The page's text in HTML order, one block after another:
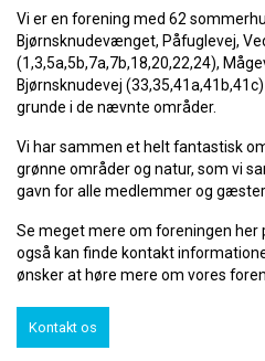
Vi er en forening med 62
Bjørnsknudevænget, Påfuglevej,
(1,3,5a,5b,7a,7b,18,20,22,24),
Bjørnsknudevej
grunde i de nævnte områder.
Vi har sammen et helt fantastisk
grønne områder og natur, som vi
gavn for alle medlemmer og gæster.
Se meget mere om foreningen her
også kan finde kontakt
ønsker at høre mere om vores
Kontakt os